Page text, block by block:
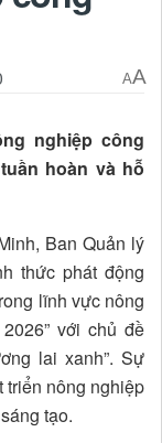
AA
nghiệp công
hoàn và hỗ
Ban Quản lý
thức phát động
lĩnh vực nông
với chủ đề
lai xanh”. Sự
triển nông nghiệp
tạo.